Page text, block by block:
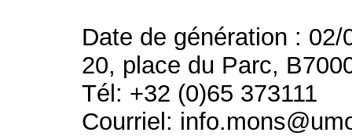
Date de génération : 02/
20, place du Parc,
Tél: +32 (0)65 373111
Courriel: